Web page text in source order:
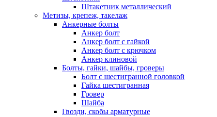
Штакетник металлический
Метизы, крепеж, такелаж
Анкерные болты
Анкер болт
Анкер болт с гайкой
Анкер болт с крючком
Анкер клиновой
Болты, гайки, шайбы, гроверы
Болт c шестигранной головкой
Гайка шестигранная
Гровер
Шайба
Гвозди, скобы арматурные